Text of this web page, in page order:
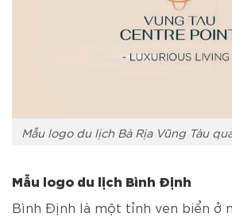
Mẫu logo du lịch Bà Rịa Vũng Tàu
Mẫu logo du lịch Bình Định
Bình Định là một tỉnh ven biển ở